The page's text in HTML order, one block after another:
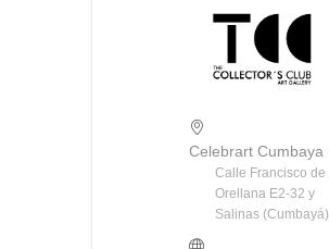
Celebrart Cumbaya
Calle Francisco de
Orellana E2-32 y
Salinas (Cumbayá)